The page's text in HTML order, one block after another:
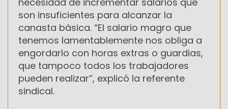
son insuficientes para alcanzar la
canasta básica. “El salario magro que
tenemos lamentablemente nos obliga a
engordarlo con horas extras o guardias,
que tampoco todos los trabajadores
pueden realizar”, explicó la referente
sindical.